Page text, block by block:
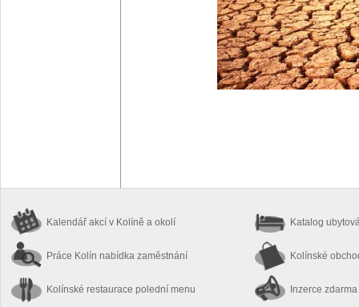
Kalendář akcí v Kolíně a okolí
Práce Kolín nabídka zaměstnání
Kolínské restaurace polední menu
Katalog
Kolínské
Inzerce zdarma